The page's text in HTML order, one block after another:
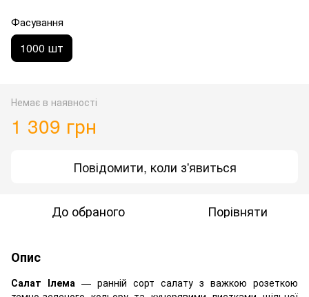
Фасування
1000 шт
Немає в наявності
1 309 грн
Повідомити, коли з'явиться
До обраного Порівняти
Опис
Салат Ілема — ранній сорт салату з важкою розеткою